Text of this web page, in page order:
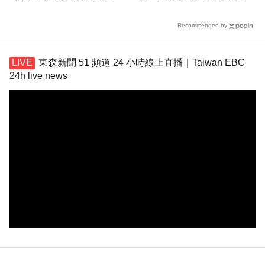
Recommended by
東森新聞 51 頻道 24 小時線上直播｜Taiwan EBC
24h live news